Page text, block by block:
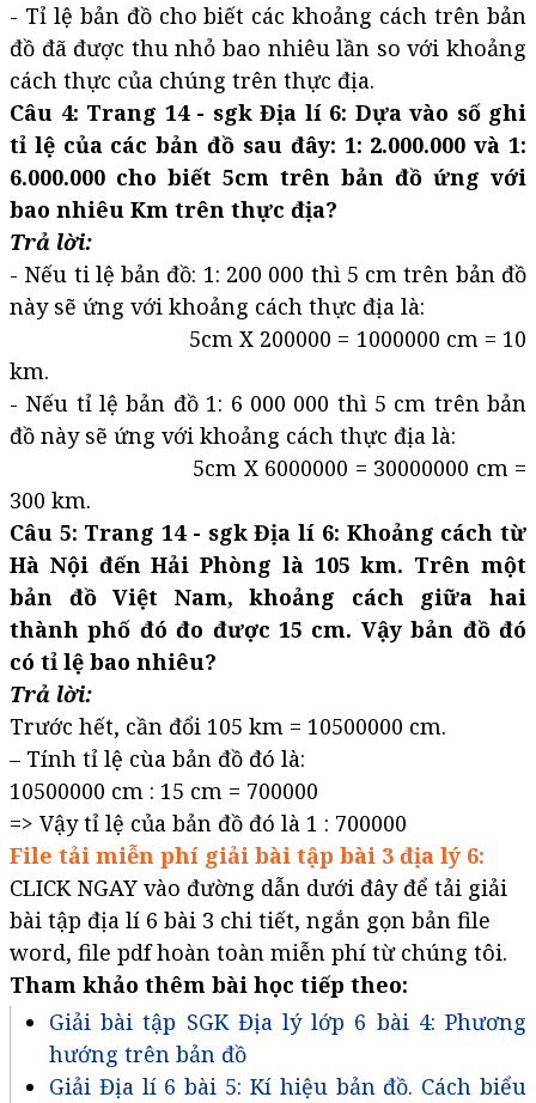
- Tỉ lệ bản đồ cho biết các khoảng cách trên bản
đồ đã được thu nhỏ bao nhiêu lần so với khoảng
cách thực của chúng trên thực địa.
Câu 4: Trang 14 - sgk Địa lí 6: Dựa vào số ghi
tỉ lệ của các bản đồ sau đây: 1: 2.000.000 và 1:
6.000.000 cho biết 5cm trên bản đồ ứng với
bao nhiêu Km trên thực địa?
Trả lời:
- Nếu ti lệ bản đồ: 1: 200 000 thì 5 cm trên bản đồ
này sẽ ứng với khoảng cách thực địa là:
5cm X 200000 = 1000000 cm = 10
km.
- Nếu tỉ lệ bản đồ 1: 6 000 000 thì 5 cm trên bản
đồ này sẽ ứng với khoảng cách thực địa là:
5cm X 6000000 = 30000000 cm =
300 km.
Câu 5: Trang 14 - sgk Địa lí 6: Khoảng cách từ
Hà Nội đến Hải Phòng là 105 km. Trên một
bản đồ Việt Nam, khoảng cách giữa hai
thành phố đó đo được 15 cm. Vậy bản đồ đó
có tỉ lệ bao nhiêu?
Trả lời:
Trước hết, cần đổi 105 km = 10500000 cm.
– Tính tỉ lệ cùa bản đồ đó là:
10500000 cm : 15 cm = 700000
=> Vậy tỉ lệ của bản đồ đó là 1 : 700000
File tải miễn phí giải bài tập bài 3 địa lý 6:
CLICK NGAY vào đường dẫn dưới đây để tải giải
bài tập địa lí 6 bài 3 chi tiết, ngắn gọn bản file
word, file pdf hoàn toàn miễn phí từ chúng tôi.
Tham khảo thêm bài học tiếp theo:
Giải bài tập SGK Địa lý lớp 6 bài 4: Phương
hướng trên bản đồ
Giải Địa lí 6 bài 5: Kí hiệu bản đồ. Cách biểu